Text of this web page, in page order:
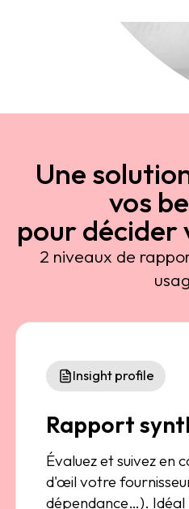
Une
vos
pour décider
2 niveaux de
Insight profile
Rapport
Évaluez et suivez en
d'œil votre
dépendance…). Idéal